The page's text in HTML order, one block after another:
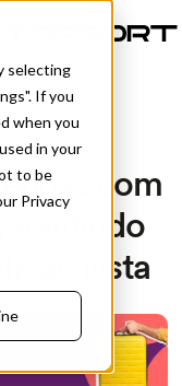
selecting
If you
when you
in your
to be
Privacy
com
justa